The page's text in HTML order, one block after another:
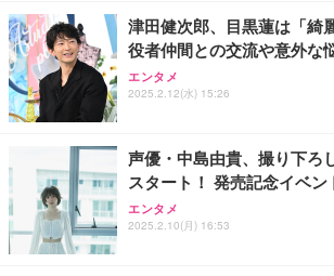
津田健次郎、目黒蓮は「綺
役者仲間との交流や意外な
エンタメ
2025.2.12(水) 15:26
声優・中島由貴、撮り下ろ
スタート！ 発売記念イベ
エンタメ
2025.2.10(月) 16:53